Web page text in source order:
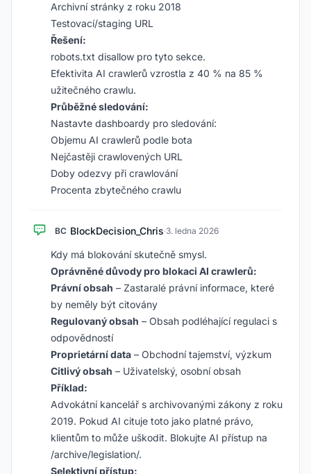
Archivní stránky z roku 2018
Testovací/staging URL
Řešení:
robots.txt disallow pro tyto sekce.
Efektivita AI crawlerů vzrostla z 40 % na 85 %
užitečného crawlu.
Průběžné sledování:
Nastavte dashboardy pro sledování:
Objemu AI crawlerů podle bota
Nejčastěji crawlovených URL
Doby odezvy při crawlování
Procenta zbytečného crawlu
BC BlockDecision_Chris·3. ledna 2026
Kdy má blokování skutečně smysl.
Oprávněné důvody pro blokaci AI crawlerů:
Právní obsah – Zastaralé právní informace, které
by neměly být citovány
Regulovaný obsah – Obsah podléhající regulaci s
odpovědností
Proprietární data – Obchodní tajemství, výzkum
Citlivý obsah – Uživatelský, osobní obsah
Příklad:
Advokátní kancelář s archivovanými zákony z roku
2019. Pokud AI cituje toto jako platné právo,
klientům to může uškodit. Blokujte AI přístup na
/archive/legislation/.
Selektivní přístup: